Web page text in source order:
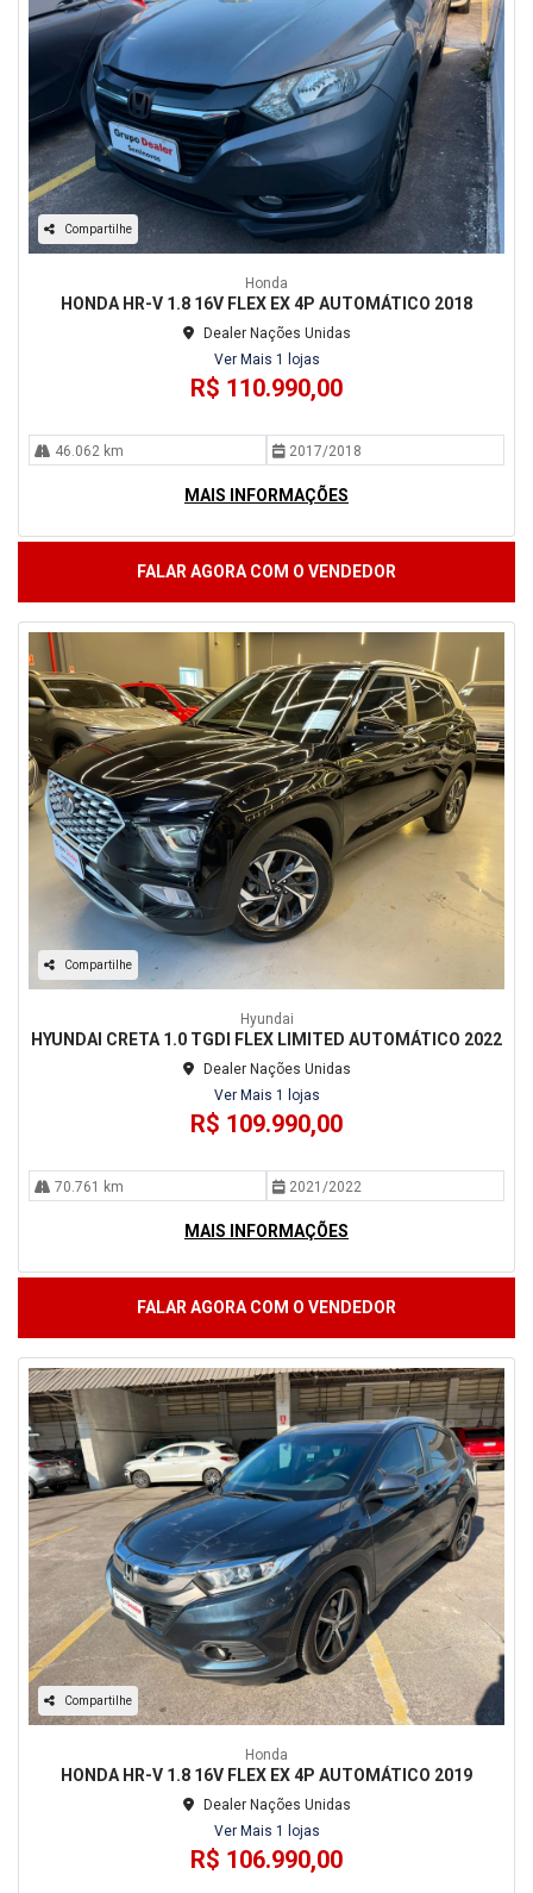
Compartilhe
Honda
HONDA HR-V 1.8 16V FLEX EX 4P AUTOMÁTICO 2018
Dealer Nações Unidas
Ver Mais 1 lojas
R$ 110.990,00
46.062 km 2017/2018
MAIS INFORMAÇÕES
FALAR AGORA COM O VENDEDOR
Compartilhe
Hyundai
HYUNDAI CRETA 1.0 TGDI FLEX LIMITED AUTOMÁTICO 2022
Dealer Nações Unidas
Ver Mais 1 lojas
R$ 109.990,00
70.761 km 2021/2022
MAIS INFORMAÇÕES
FALAR AGORA COM O VENDEDOR
Compartilhe
Honda
HONDA HR-V 1.8 16V FLEX EX 4P AUTOMÁTICO 2019
Dealer Nações Unidas
Ver Mais 1 lojas
R$ 106.990,00